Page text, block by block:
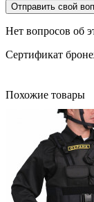
Отправить свой
Нет вопросов об
Сертификат
Похожие товары